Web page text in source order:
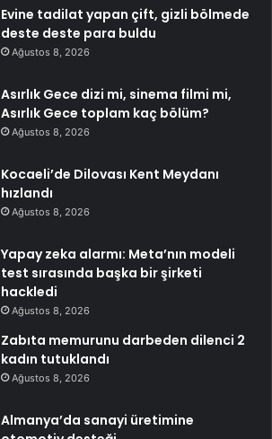
Evine tadilat yapan çift, gizli bölmede
deste deste para buldu
Ağustos 8, 2026
Asırlık Gece dizi mi, sinema filmi mi,
Asırlık Gece toplam kaç bölüm?
Ağustos 8, 2026
Kocaeli’de Dilovası Kent Meydanı
hızlandı
Ağustos 8, 2026
Yapay zeka alarmı: Meta’nın modeli
test sırasında başka bir şirketi
hackledi
Ağustos 8, 2026
Zabıta memurunu darbeden dilenci 2
kadın tutuklandı
Ağustos 8, 2026
Almanya’da sanayi üretimine